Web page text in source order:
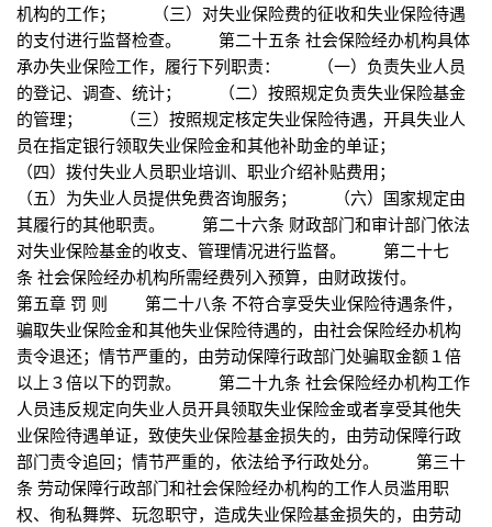
机构的工作； （三）对失业保险费的征收和失业保险待遇
的支付进行监督检查。 第二十五条 社会保险经办机构具体
承办失业保险工作，履行下列职责： （一）负责失业人员
的登记、调查、统计； （二）按照规定负责失业保险基金
的管理； （三）按照规定核定失业保险待遇，开具失业人
员在指定银行领取失业保险金和其他补助金的单证；
（四）拨付失业人员职业培训、职业介绍补贴费用；
（五）为失业人员提供免费咨询服务； （六）国家规定由
其履行的其他职责。 第二十六条 财政部门和审计部门依法
对失业保险基金的收支、管理情况进行监督。 第二十七
条 社会保险经办机构所需经费列入预算，由财政拨付。
第五章 罚 则 第二十八条 不符合享受失业保险待遇条件，
骗取失业保险金和其他失业保险待遇的，由社会保险经办机构
责令退还；情节严重的，由劳动保障行政部门处骗取金额１倍
以上３倍以下的罚款。 第二十九条 社会保险经办机构工作
人员违反规定向失业人员开具领取失业保险金或者享受其他失
业保险待遇单证，致使失业保险基金损失的，由劳动保障行政
部门责令追回；情节严重的，依法给予行政处分。 第三十
条 劳动保障行政部门和社会保险经办机构的工作人员滥用职
权、徇私舞弊、玩忽职守，造成失业保险基金损失的，由劳动